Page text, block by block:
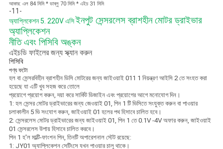
আকার: এল 84 মিমি * ডাব্লু 70 মিমি * এইচ 31 মিমি
-11-
অ্যাপ্লিকেশন 5. 220V এসিইনপুট সেন্সরলেস ব্রাশহীন মোটর ড্রাইভার
অ্যাপ্লিকেশন
নীতি এবং পিসিবি অঙ্কন
এইচডি ফাইলের জন্য স্ক্যান করুন
পিসিবি
পণ্য ফটো
হল বা সেন্সরবিহীন ব্রাশহীন ডিসি মোটরের জন্য জাইওয়াই 011 1 নিয়ন্ত্রণ আইসি 2 তে সংহত করা
হয়েছে যা এটি খুব সহজ করে তোলে
প্রয়োগে প্রয়োগ করুন, দয়া করে সার্কিট ডিজাইন এবং প্রয়োগের আগে মনোযোগ দিন।
1: হল সেন্সর মোটর ড্রাইভারের জন্য জেওয়াই 01, পিন 1 টি ভিসিতে সংযুক্ত করুন বা পাওয়ার
চলাকালীন 5 ভি সংযোগ করুন, জাইওয়াই 01 হলের পথ হিসাবে চালিত হবে।
2: সেন্সরলেস মোটর ড্রাইভারের জন্য জাইওয়াই 01, পিন 1 তে 0.1V -4V অফার করুন, জাইওয়াই
01 সেন্সরলেস উপায় হিসাবে চালিত করবে।
পিন 1 হ'ল মাল্টি-ফাংশন পিন, তিনটি অপারেশনাল স্টেট রয়েছে:
1: JY01 অ্যাপ্লিকেশন সেটিংসে যখন পাওয়ার চালু থাকে।